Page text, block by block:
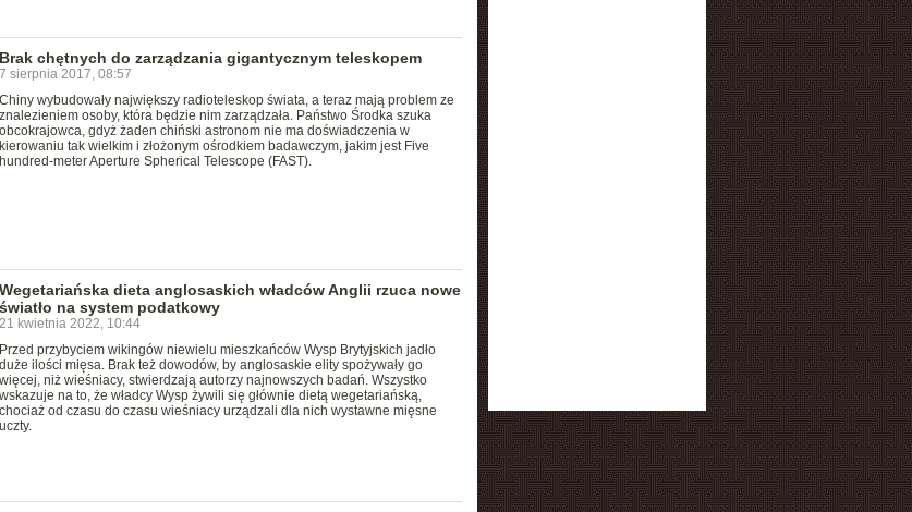
Brak chętnych do zarządzania gigantycznym teleskopem
7 sierpnia 2017, 08:57
Chiny wybudowały największy radioteleskop świata, a teraz mają problem ze
znalezieniem osoby, która będzie nim zarządzała. Państwo Środka szuka
obcokrajowca, gdyż żaden chiński astronom nie ma doświadczenia w
kierowaniu tak wielkim i złożonym ośrodkiem badawczym, jakim jest Five
hundred-meter Aperture Spherical Telescope (FAST).
Wegetariańska dieta anglosaskich władców Anglii rzuca nowe
światło na system podatkowy
21 kwietnia 2022, 10:44
Przed przybyciem wikingów niewielu mieszkańców Wysp Brytyjskich jadło
duże ilości mięsa. Brak też dowodów, by anglosaskie elity spożywały go
więcej, niż wieśniacy, stwierdzają autorzy najnowszych badań. Wszystko
wskazuje na to, że władcy Wysp żywili się głównie dietą wegetariańską,
chociaż od czasu do czasu wieśniacy urządzali dla nich wystawne mięsne
uczty.